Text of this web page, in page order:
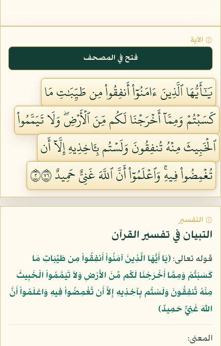
۞ الآية
فتح في المصحف
يَٰٓأَيُّهَا ٱلَّذِينَ ءَامَنُوٓاْ أَنفِقُواْ مِن طَيِّبَٰتِ مَا
كَسَبۡتُمۡ وَمِمَّآ أَخۡرَجۡنَا لَكُم مِّنَ ٱلۡأَرۡضِۖ وَلَا تَيَمَّمُواْ
ٱلۡخَبِيثَ مِنۡهُ تُنفِقُونَ وَلَسۡتُم بِـَٔاخِذِيهِ إِلَّآ أَن
تُغۡمِضُواْ فِيهِۚ وَٱعۡلَمُوٓاْ أَنَّ ٱللَّهَ غَنِيٌّ حَمِيدٌ ٢٦٧
۞ التفسير
التبيان في تفسير القرآن
قوله تعالى:﴿يَا أَيُّهَا الَّذِينَ آمَنُواْ أَنفِقُواْ مِن طَيِّبَاتِ مَا
كَسَبْتُمْ وَمِمَّا أَخْرَجْنَا لَكُم مِّنَ الأَرْضِ وَلاَ تَيَمَّمُواْ الْخَبِيثَ
مِنْهُ تُنفِقُونَ وَلَسْتُم بِآخِذِيهِ إِلاَّ أَن تُغْمِضُواْ فِيهِ وَاعْلَمُواْ أَنَّ
اللّهَ غَنِيٌّ حَمِيدٌ﴾
المعنى: